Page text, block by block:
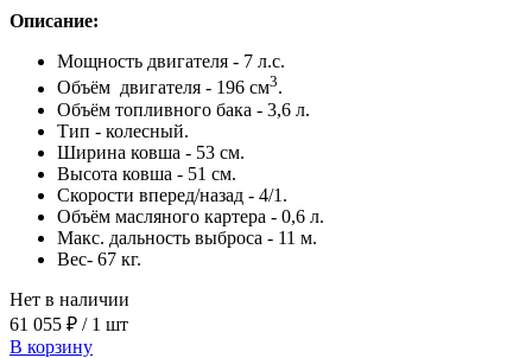
Описание:
Мощность двигателя - 7 л.с.
Объём двигателя - 196 см3.
Объём топливного бака - 3,6 л.
Тип - колесный.
Ширина ковша - 53 см.
Высота ковша - 51 см.
Скорости вперед/назад - 4/1.
Объём масляного картера - 0,6 л.
Макс. дальность выброса - 11 м.
Вес- 67 кг.
Нет в наличии
61 055 ₽ / 1 шт
В корзину